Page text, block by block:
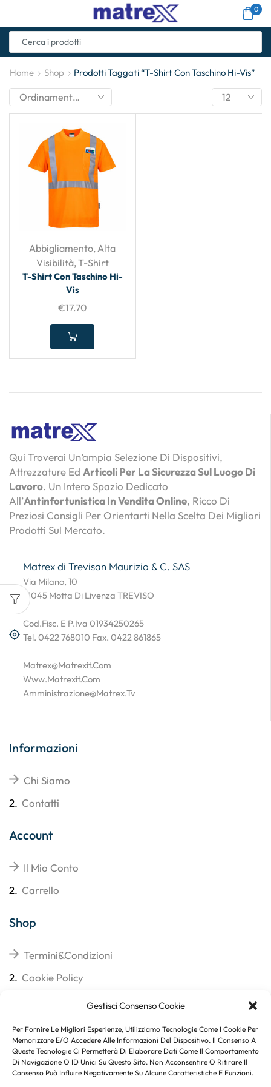
Gestisci Consenso Cookie
Per Fornire Le Migliori Esperienze, Utilizziamo Tecnologie Come I Cookie Per
Memorizzare E/o Accedere Alle Informazioni Del Dispositivo. Il Consenso A
Queste Tecnologie Ci Permetterà Di Elaborare Dati Come Il Comportamento
Di Navigazione O ID Unici Su Questo Sito. Non Acconsentire O Ritirare Il
Consenso Può Influire Negativamente Su Alcune Caratteristiche E Funzioni.
0
Home Shop Prodotti Taggati “T-Shirt Con Taschino Hi-Vis”
Abbigliamento, Alta
Visibilità, T-Shirt
T-Shirt Con Taschino Hi-
Vis
€17.70
Qui Troverai Un’ampia Selezione Di Dispositivi,
Attrezzature Ed Articoli Per La Sicurezza Sul Luogo Di
Lavoro. Un Intero Spazio Dedicato
All’Antinfortunistica In Vendita Online, Ricco Di
Preziosi Consigli Per Orientarti Nella Scelta Dei Migliori
Prodotti Sul Mercato.
Matrex di Trevisan Maurizio & C. SAS
Via Milano, 10
31045 Motta Di Livenza TREVISO
Cod.Fisc. E P.Iva 01934250265
Tel. 0422 768010 Fax. 0422 861865
Matrex@matrexit.com
Www.matrexit.com
Amministrazione@matrex.tv
Informazioni
Chi Siamo
2. Contatti
Account
Il Mio Conto
2. Carrello
Shop
Termini&Condizioni
2. Cookie Policy